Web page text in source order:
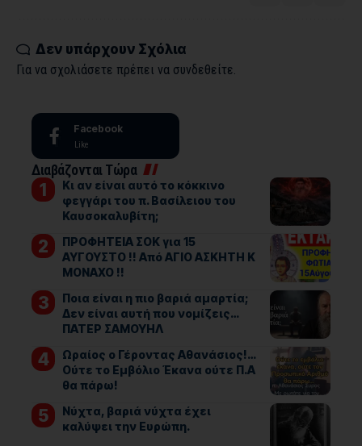
Δεν υπάρχουν Σχόλια
Για να σχολιάσετε πρέπει να συνδεθείτε.
Facebook
Like
Διαβάζονται Τώρα
Κι αν είναι αυτό το κόκκινο
φεγγάρι του π. Βασίλειου του
Καυσοκαλυβίτη;
ΠΡΟΦΗΤΕΙΑ ΣΟΚ για 15
ΑΥΓΟΥΣΤΟ !! Από ΑΓΙΟ ΑΣΚΗΤΗ Κ
ΜΟΝΑΧΟ !!
Ποια είναι η πιο βαριά αμαρτία;
Δεν είναι αυτή που νομίζεις…
ΠΑΤΕΡ ΣΑΜΟΥΗΛ
Ωραίος ο Γέροντας Αθανάσιος!…
Ούτε το Εμβόλιο Έκανα ούτε Π.Α
θα πάρω!
Νύχτα, βαριά νύχτα έχει
καλύψει την Ευρώπη.